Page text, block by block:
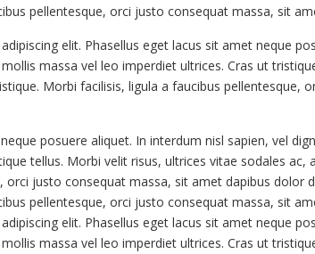
pellentesque, orci justo consequat massa, sit
elit. Phasellus eget lacus sit amet neque
massa vel leo imperdiet ultrices. Cras ut
Morbi facilisis, ligula a faucibus pellentesque,
posuere aliquet. In interdum nisl sapien, vel
tellus. Morbi velit risus, ultrices vitae sodales ac,
justo consequat massa, sit amet dapibus dolor
pellentesque, orci justo consequat massa, sit
elit. Phasellus eget lacus sit amet neque
massa vel leo imperdiet ultrices. Cras ut